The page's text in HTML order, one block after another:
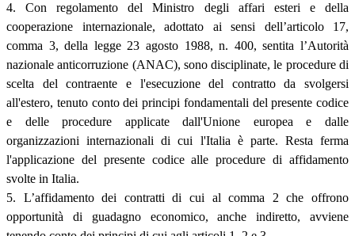
4. Con regolamento del Ministro degli affari esteri e della
cooperazione internazionale, adottato ai sensi dell’articolo 17,
comma 3, della legge 23 agosto 1988, n. 400, sentita l’Autorità
nazionale anticorruzione (ANAC), sono disciplinate, le procedure di
scelta del contraente e l'esecuzione del contratto da svolgersi
all'estero, tenuto conto dei principi fondamentali del presente codice
e delle procedure applicate dall'Unione europea e dalle
organizzazioni internazionali di cui l'Italia è parte. Resta ferma
l'applicazione del presente codice alle procedure di affidamento
svolte in Italia.
5. L’affidamento dei contratti di cui al comma 2 che offrono
opportunità di guadagno economico, anche indiretto, avviene